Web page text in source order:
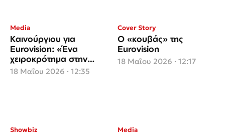
Media
Καινούργιου για
Eurovision: «Ένα
χειροκρότημα στην
Μπόκοτα που έπεσε
18 Μαΐου 2026 · 12:35
Cover Story
Ο «κουβάς» της
Eurovision
18 Μαΐου 2026 · 12:17
Showbiz Media